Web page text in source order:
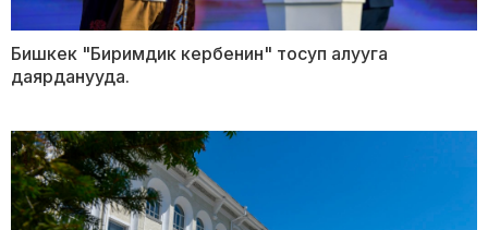
Бишкек "Биримдик кербенин" тосуп алууга
даярданууда.